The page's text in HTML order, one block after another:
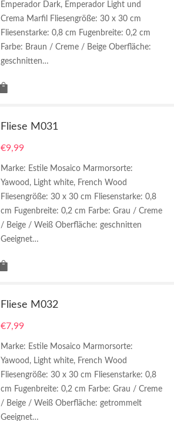
Emperador Dark, Emperador Light und
Crema Marfil Fliesengröße: 30 x 30 cm
Fliesenstarke: 0,8 cm Fugenbreite: 0,2 cm
Farbe: Braun / Creme / Beige Oberfläche:
geschnitten…
Fliese M031
€9,99
Marke: Estile Mosaico Marmorsorte:
Yawood, Light white, French Wood
Fliesengröße: 30 x 30 cm Fliesenstarke: 0,8
cm Fugenbreite: 0,2 cm Farbe: Grau / Creme
/ Beige / Weiß Oberfläche: geschnitten
Geeignet…
Fliese M032
€7,99
Marke: Estile Mosaico Marmorsorte:
Yawood, Light white, French Wood
Fliesengröße: 30 x 30 cm Fliesenstarke: 0,8
cm Fugenbreite: 0,2 cm Farbe: Grau / Creme
/ Beige / Weiß Oberfläche: getrommelt
Geeignet…